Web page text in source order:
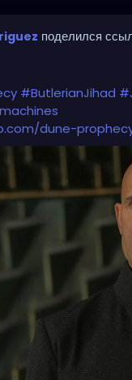
поделился
#ButlerianJihad
dune-